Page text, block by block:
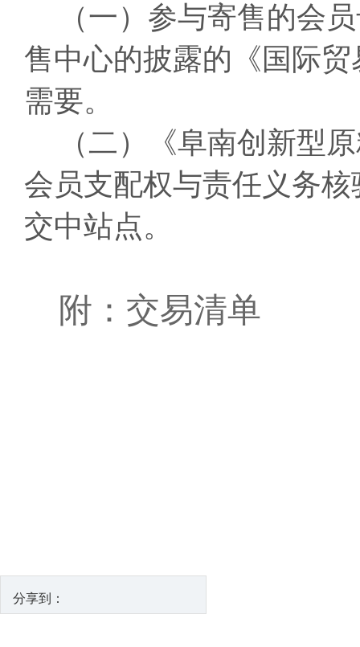
（一）参与寄售的会
售中心的披露的《国际
需要。
（二）《阜南创新型
会员支配权与责任义务
交中站点。
附：交易清单
分享到：